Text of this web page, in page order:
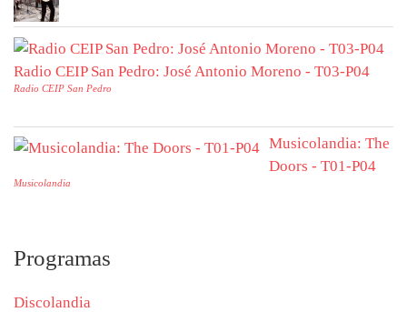
Radio CEIP San Pedro: José Antonio Moreno - T03-P04
Radio CEIP San Pedro
Musicolandia: The
Doors - T01-P04
Musicolandia
Programas
Discolandia